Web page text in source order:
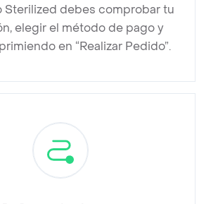
Sterilized debes comprobar tu
elegir el método de pago y
en “Realizar Pedido”.